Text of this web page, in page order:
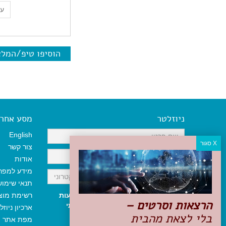
הוסיפו טיפ/
ניוזלטר
אני מאשר/ת קבלת ניוזלטר והודעות
שיווקיות, ומאשר/ת כי קראתי והסכמתי
לתקנון האתר ולמדיניות הפרטיות
מסע אחר
English
צור קשר
אודות
מידע
תנאי
רשימת
ארכיון
מפת אתר
הרצאות וסרטים –
בלי לצאת מהבית